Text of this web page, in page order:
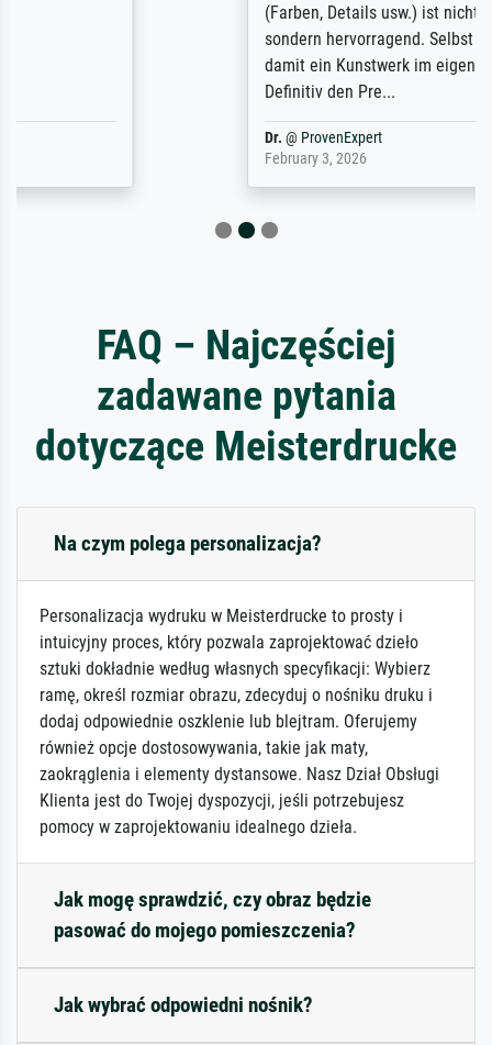
(Farben, Details usw.) ist nicht nur gut,
sondern hervorragend. Selbst ein Druck ist
damit ein Kunstwerk im eigenen Sinne.
FAQ – Najczęściej
zadawane pytania
dotyczące Meisterdrucke
Na czym polega personalizacja?
Personalizacja wydruku w Meisterdrucke to prosty i
intuicyjny proces, który pozwala zaprojektować dzieło
sztuki dokładnie według własnych specyfikacji: Wybierz
ramę, określ rozmiar obrazu, zdecyduj o nośniku druku i
dodaj odpowiednie oszklenie lub blejtram. Oferujemy
również opcje dostosowywania, takie jak maty,
zaokrąglenia i elementy dystansowe. Nasz Dział Obsługi
Klienta jest do Twojej dyspozycji, jeśli potrzebujesz
pomocy w zaprojektowaniu idealnego dzieła.
Jak mogę sprawdzić, czy obraz będzie
pasować do mojego pomieszczenia?
Jak wybrać odpowiedni nośnik?